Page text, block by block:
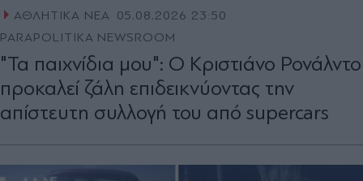
ΑΘΛΗΤΙΚΑ ΝΕΑ 05.08.2026 23:50
PARAPOLITIKA NEWSROOM
"Τα παιχνίδια μου": Ο Κριστιάνο Ρονάλντο
προκαλεί ζάλη επιδεικνύοντας την
απίστευτη συλλογή του από supercars